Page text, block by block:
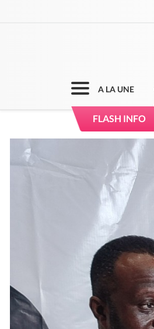
A LA UNE
FLASH INFO